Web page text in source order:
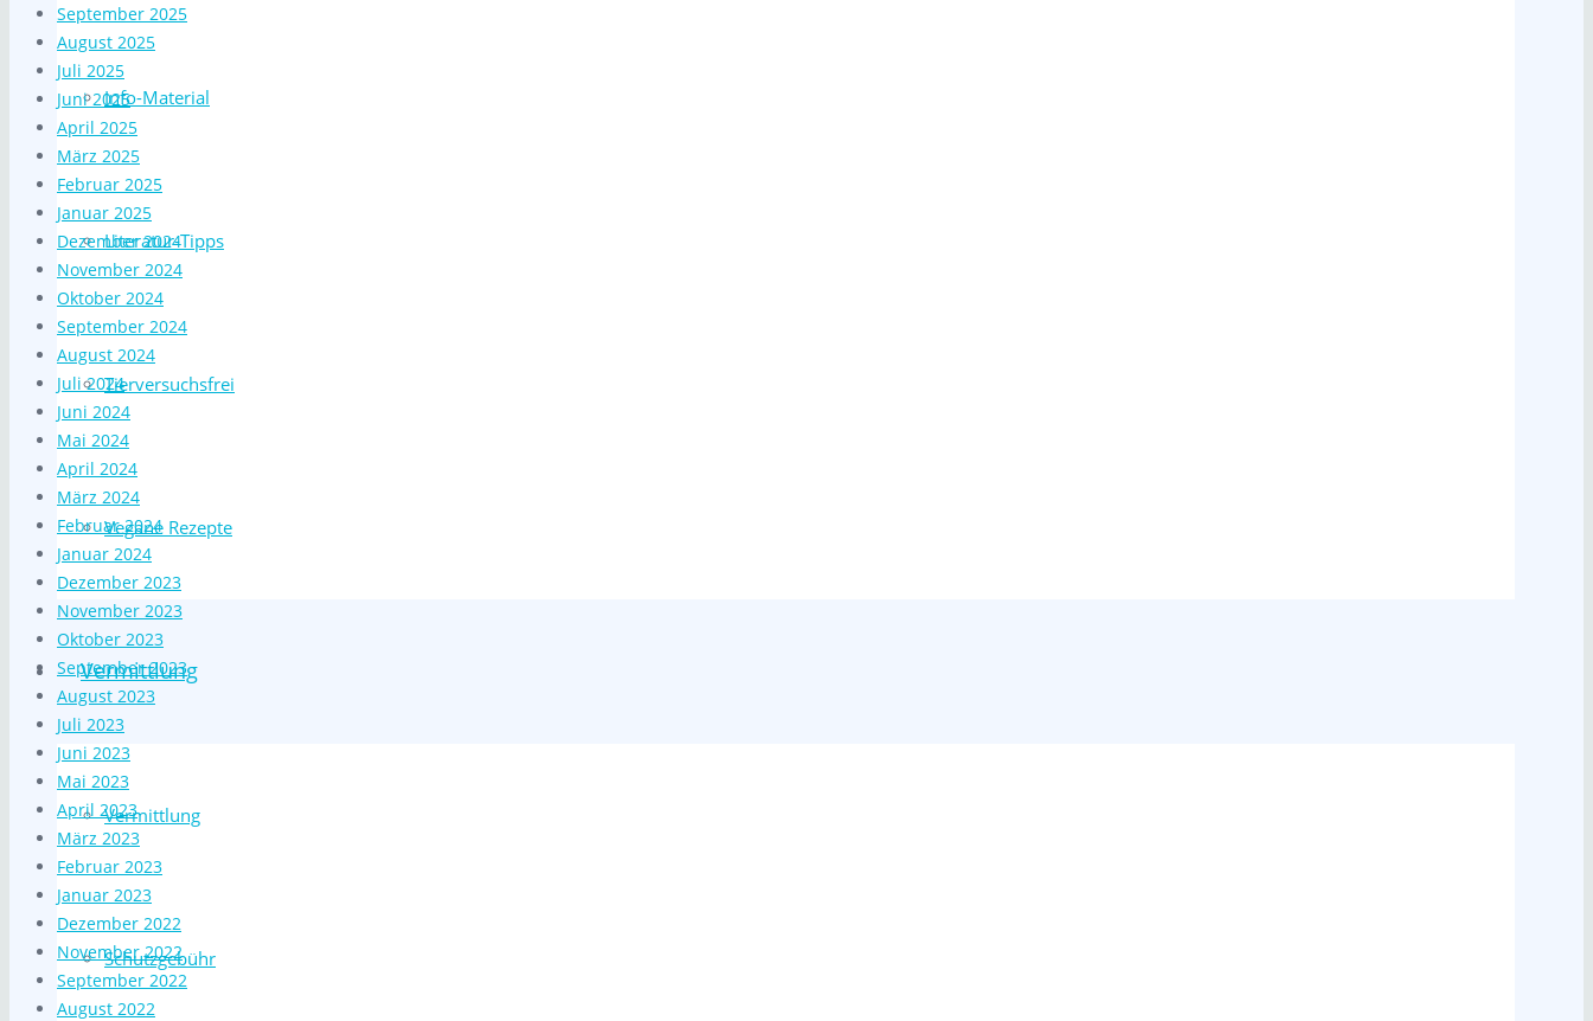
Info-Material
Literatur-Tipps
Tierversuchsfrei
Vegane Rezepte
Vermittlung
Vermittlung
Schutzgebühr
September 2025
August 2025
Juli 2025
Juni 2025
April 2025
März 2025
Februar 2025
Januar 2025
Dezember 2024
November 2024
Oktober 2024
September 2024
August 2024
Juli 2024
Juni 2024
Mai 2024
April 2024
März 2024
Februar 2024
Januar 2024
Dezember 2023
November 2023
Oktober 2023
September 2023
August 2023
Juli 2023
Juni 2023
Mai 2023
April 2023
März 2023
Februar 2023
Januar 2023
Dezember 2022
November 2022
September 2022
August 2022